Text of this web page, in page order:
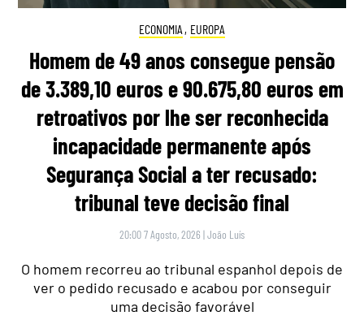
ECONOMIA , EUROPA
Homem de 49 anos consegue pensão
de 3.389,10 euros e 90.675,80 euros em
retroativos por lhe ser reconhecida
incapacidade permanente após
Segurança Social a ter recusado:
tribunal teve decisão final
20:00 7 Agosto, 2026 |João Luís
O homem recorreu ao tribunal espanhol depois de
ver o pedido recusado e acabou por conseguir
uma decisão favorável